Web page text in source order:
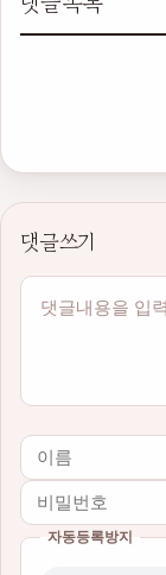
댓글쓰기
자동등록방지